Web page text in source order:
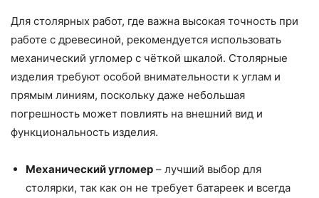
Для столярных работ, где важна высокая точность при
работе с древесиной, рекомендуется использовать
механический угломер с чёткой шкалой. Столярные
изделия требуют особой внимательности к углам и
прямым линиям, поскольку даже небольшая
погрешность может повлиять на внешний вид и
функциональность изделия.
Механический угломер – лучший выбор для
столярки, так как он не требует батареек и всегда